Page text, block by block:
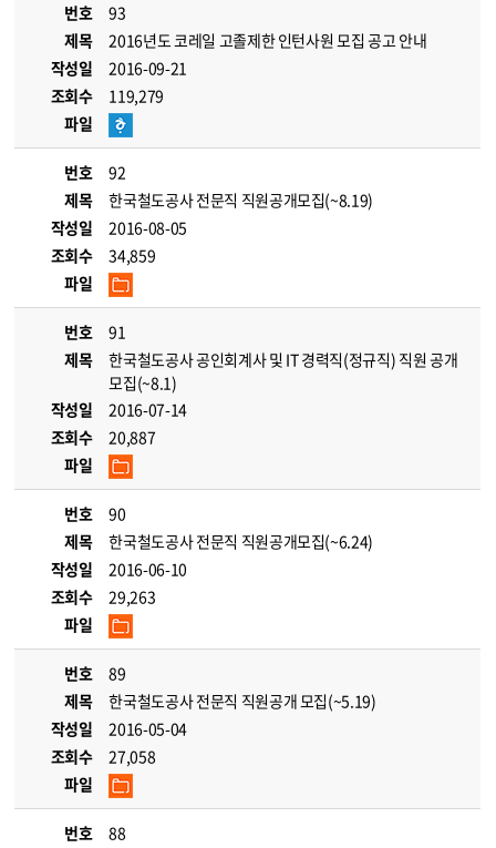
번호
93
제목
2016년도 코레일 고졸제한 인턴사원 모집 공고 안내
작성일
2016-09-21
조회수
119,279
파일
번호
92
제목
한국철도공사 전문직 직원공개모집(~8.19)
작성일
2016-08-05
조회수
34,859
파일
번호
91
제목
한국철도공사 공인회계사 및 IT 경력직(정규직) 직원 공개
모집(~8.1)
작성일
2016-07-14
조회수
20,887
파일
번호
90
제목
한국철도공사 전문직 직원공개모집(~6.24)
작성일
2016-06-10
조회수
29,263
파일
번호
89
제목
한국철도공사 전문직 직원공개 모집(~5.19)
작성일
2016-05-04
조회수
27,058
파일
번호
88